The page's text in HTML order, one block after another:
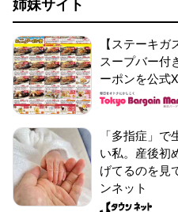
姉妹サイト
【ステーキ
スープバー付
ーポンを公式
「多指症」
い私。産後初
げてるのを見
ンネット